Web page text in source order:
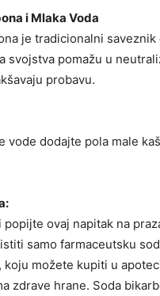
i Mlaka Voda
je tradicionalni
svojstva pomažu u
probavu.
vode dodajte pola male
popijte ovaj napitak na
samo farmaceutsku
koju možete kupiti u
zdrave hrane. Soda